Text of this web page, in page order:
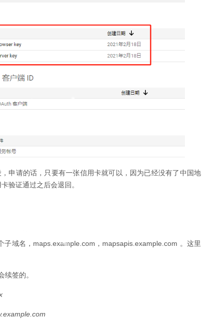
请的话，只要有一张信用卡就可以，因为已经没有了中国地
验证通过之后会退回。
名，maps.example.com，mapsapis.example.com 。这里
签的。